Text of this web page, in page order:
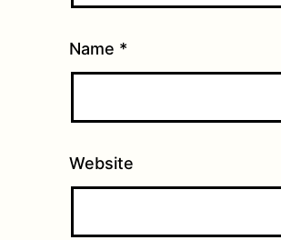
Name *
Website